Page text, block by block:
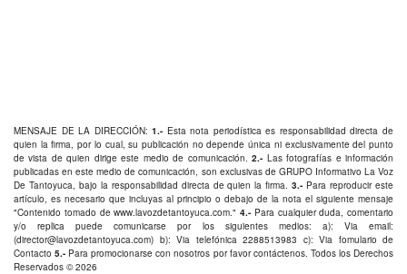
MENSAJE DE LA DIRECCIÓN:1.- Esta nota periodística es responsabilidad directa de
quien la firma, por lo cual, su publicación no depende única ni exclusivamente del punto
de vista de quien dirige este medio de comunicación.2.- Las fotografías e información
publicadas en este medio de comunicación, son exclusivas de GRUPO Informativo La Voz
De Tantoyuca, bajo la responsabilidad directa de quien la firma.3.- Para reproducir este
artículo, es necesario que incluyas al principio o debajo de la nota el siguiente mensaje
"Contenido tomado dewww.lavozdetantoyuca.com ." 4.- Para cualquier duda, comentario
y/o replica puede comunicarse por los siguientes medios: a): Via email:
(director@lavozdetantoyuca.com) b): Via telefónica 2288513983 c): Via fomulario de
Contacto 5.- Para promocionarse con nosotros por favorcontáctenos. Todos los Derechos
Reservados © 2026